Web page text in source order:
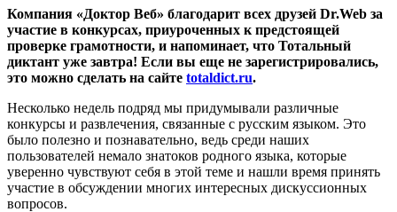
Компания «Доктор Веб» благодарит всех друзей Dr.Web за
участие в конкурсах, приуроченных к предстоящей
проверке грамотности, и напоминает, что Тотальный
диктант уже завтра! Если вы еще не зарегистрировались,
это можно сделать на сайте totaldict.ru.
Несколько недель подряд мы придумывали различные
конкурсы и развлечения, связанные с русским языком. Это
было полезно и познавательно, ведь среди наших
пользователей немало знатоков родного языка, которые
уверенно чувствуют себя в этой теме и нашли время принять
участие в обсуждении многих интересных дискуссионных
вопросов.